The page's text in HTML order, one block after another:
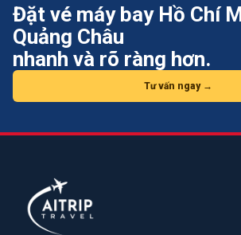
Đặt vé máy bay Hồ Chí
Quảng Châu
nhanh và rõ ràng hơn.
Tư vấn ngay →